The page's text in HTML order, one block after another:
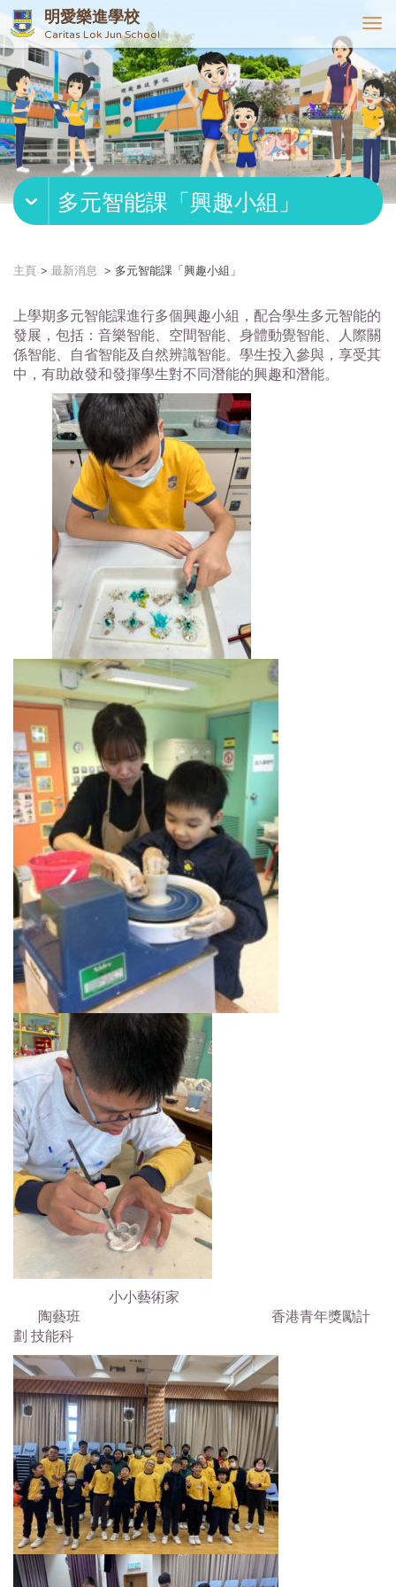
明愛樂進學校
Caritas Lok Jun School
T
o
g
g
l
e
n
v
g
n
多元智能課「興趣小組」
主頁 最新消息 多元智能課「興趣小組」
上學期多元智能課進行多個興趣小組，配合學生多元智能的
發展，包括：音樂智能、空間智能、身體動覺智能、人際關
係智能、自省智能及自然辨識智能。學生投入參與，享受其
中，有助啟發和發揮學生對不同潛能的興趣和潛能。
小小藝術家
陶藝班 香港青年獎勵計
劃 技能科